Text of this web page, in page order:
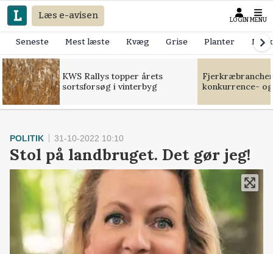
Læs e-avisen LOGIN MENU
Seneste Mest læste Kvæg Grise Planter
KWS Rallys topper årets
sortsforsøg i vinterbyg
konkurrence-
POLITIK 31-10-2022 10:10
Stol på landbruget. Det gør jeg!